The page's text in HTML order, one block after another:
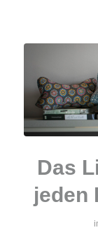
Das
jeden